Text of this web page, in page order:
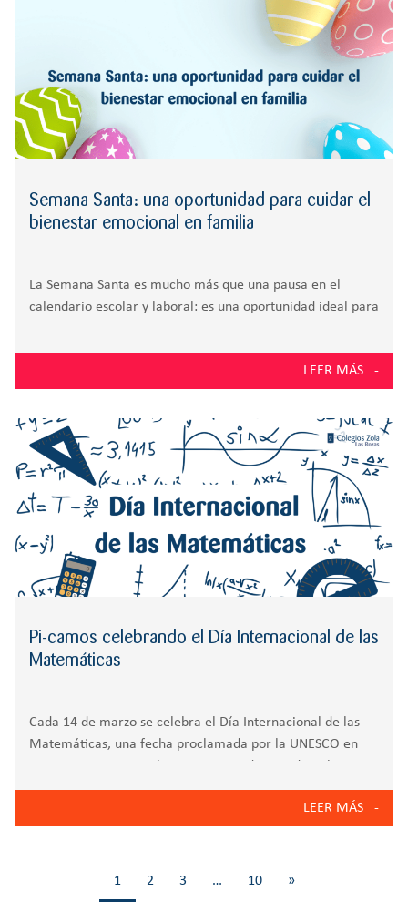
Semana Santa: una oportunidad para cuidar el
bienestar emocional en familia
La Semana Santa es mucho más que una pausa en el
calendario escolar y laboral: es una oportunidad ideal para
entrenar nuestra inteligencia emocional. Desde el Colegio
LEER MÁS
Pi-camos celebrando el Día Internacional de las
Matemáticas
Cada 14 de marzo se celebra el Día Internacional de las
Matemáticas, una fecha proclamada por la UNESCO en
el desarrollo de la ciencia, la tecnología y la vida
LEER MÁS
1 2 3 … 10 »